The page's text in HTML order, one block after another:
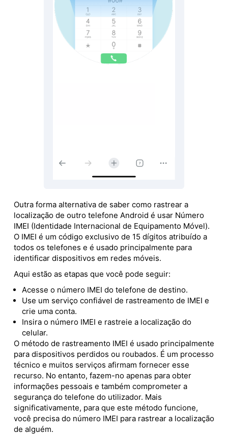
Outra forma alternativa de saber como rastrear a
localização de outro telefone Android é usar Número
IMEI (Identidade Internacional de Equipamento Móvel).
O IMEI é um código exclusivo de 15 dígitos atribuído a
todos os telefones e é usado principalmente para
identificar dispositivos em redes móveis.
Aqui estão as etapas que você pode seguir:
Acesse o número IMEI do telefone de destino.
Use um serviço confiável de rastreamento de IMEI e
crie uma conta.
Insira o número IMEI e rastreie a localização do
celular.
O método de rastreamento IMEI é usado principalmente
para dispositivos perdidos ou roubados. É um processo
técnico e muitos serviços afirmam fornecer esse
recurso. No entanto, fazem-no apenas para obter
informações pessoais e também comprometer a
segurança do telefone do utilizador. Mais
significativamente, para que este método funcione,
você precisa do número IMEI para rastrear a localização
de alguém.